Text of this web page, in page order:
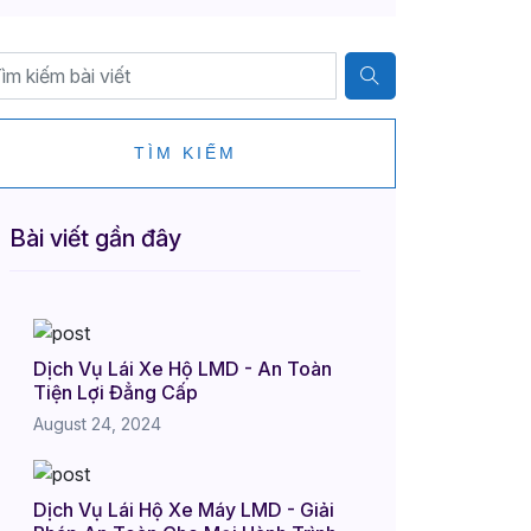
TÌM KIẾM
Bài viết gần đây
Dịch Vụ Lái Xe Hộ LMD - An Toàn
Tiện Lợi Đẳng Cấp
August 24, 2024
Dịch Vụ Lái Hộ Xe Máy LMD - Giải